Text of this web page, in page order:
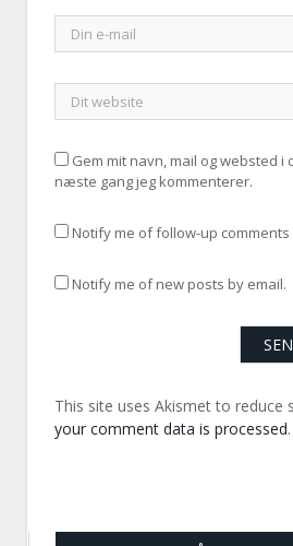
Gem mit navn, mail og websted i
næste gang jeg kommenterer.
Notify me of follow-up comments
Notify me of new posts by email.
This site uses Akismet to reduce
your comment data is processed.